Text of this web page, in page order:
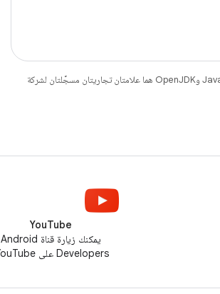
. إنّ Java وOpenJDK هما علامتان تجاريتان مسجَّلتان لشركة
YouTube
يمكنك زيارة قناة Android
Developers على YouTube.